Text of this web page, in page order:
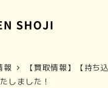
報
【買取情報】【持
しました！